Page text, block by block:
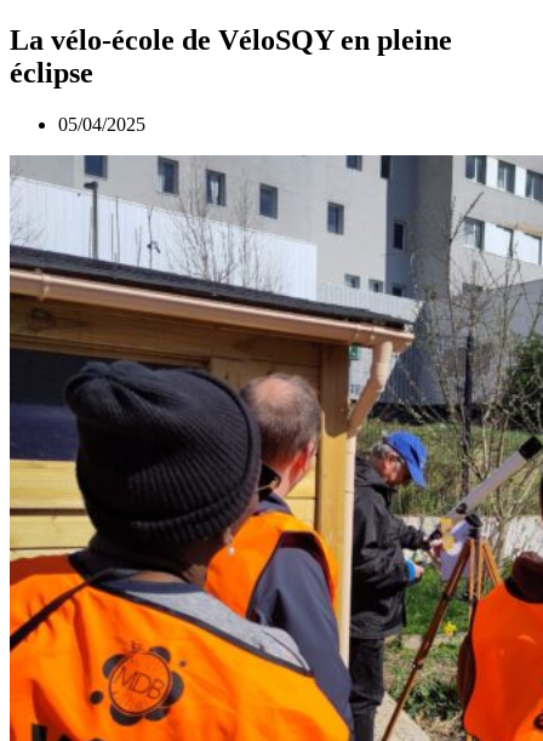
La vélo-école de VéloSQY en pleine
éclipse
05/04/2025